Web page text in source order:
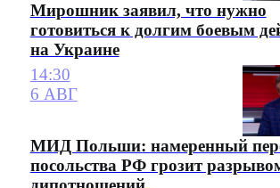
Мирошник заявил, что нужно
готовиться к долгим боевым
на Украине
14:30
6 АВГ
МИД Польши: намеренный
посольства РФ грозит